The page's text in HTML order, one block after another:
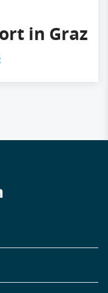
in Graz